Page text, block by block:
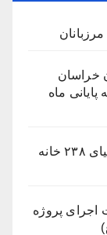
خراسان
ماه
مذاکره شهرداری مشهد با مالکان برای احیای ۲۳۸ خانه
اجرای پروژه